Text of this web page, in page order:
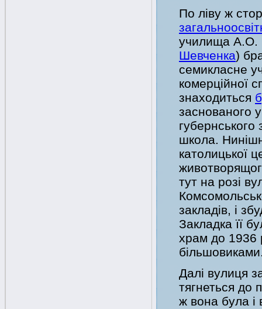
По ліву ж
училища А.О.
Шевченка)
семикласне
комерційної
знаходиться
заснованого
школа.
католицької
тут на розі
закладів, і
Закладка її
храм до 1936
Далі вулиця
тягнеться до
ж вона була і